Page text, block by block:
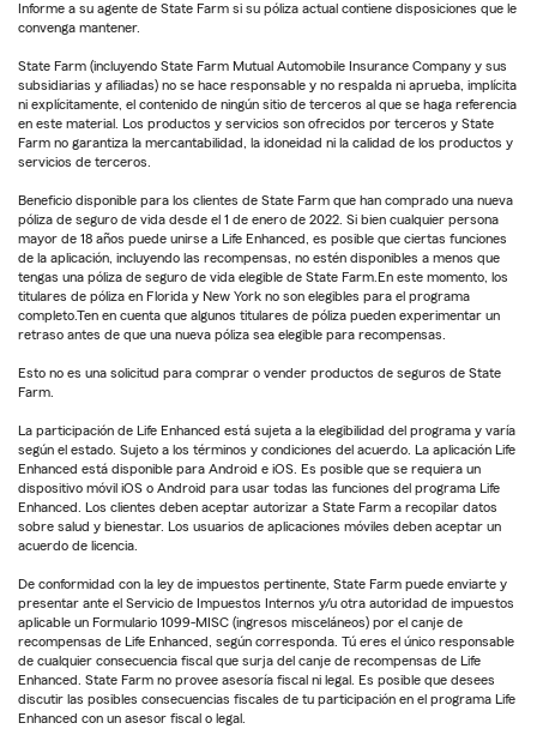
Informe a su agente de State Farm si su póliza actual contiene disposiciones que le
convenga mantener.
State Farm (incluyendo State Farm Mutual Automobile Insurance Company y sus
subsidiarias y afiliadas) no se hace responsable y no respalda ni aprueba, implícita
ni explícitamente, el contenido de ningún sitio de terceros al que se haga referencia
en este material. Los productos y servicios son ofrecidos por terceros y State
Farm no garantiza la mercantabilidad, la idoneidad ni la calidad de los productos y
servicios de terceros.
Beneficio disponible para los clientes de State Farm que han comprado una nueva
póliza de seguro de vida desde el 1 de enero de 2022. Si bien cualquier persona
mayor de 18 años puede unirse a Life Enhanced, es posible que ciertas funciones
de la aplicación, incluyendo las recompensas, no estén disponibles a menos que
tengas una póliza de seguro de vida elegible de State Farm.En este momento, los
titulares de póliza en Florida y New York no son elegibles para el programa
completo.Ten en cuenta que algunos titulares de póliza pueden experimentar un
retraso antes de que una nueva póliza sea elegible para recompensas.
Esto no es una solicitud para comprar o vender productos de seguros de State
Farm.
La participación de Life Enhanced está sujeta a la elegibilidad del programa y varía
según el estado. Sujeto a los términos y condiciones del acuerdo. La aplicación Life
Enhanced está disponible para Android e iOS. Es posible que se requiera un
dispositivo móvil iOS o Android para usar todas las funciones del programa Life
Enhanced. Los clientes deben aceptar autorizar a State Farm a recopilar datos
sobre salud y bienestar. Los usuarios de aplicaciones móviles deben aceptar un
acuerdo de licencia.
De conformidad con la ley de impuestos pertinente, State Farm puede enviarte y
presentar ante el Servicio de Impuestos Internos y/u otra autoridad de impuestos
aplicable un Formulario 1099-MISC (ingresos misceláneos) por el canje de
recompensas de Life Enhanced, según corresponda. Tú eres el único responsable
de cualquier consecuencia fiscal que surja del canje de recompensas de Life
Enhanced. State Farm no provee asesoría fiscal ni legal. Es posible que desees
discutir las posibles consecuencias fiscales de tu participación en el programa Life
Enhanced con un asesor fiscal o legal.